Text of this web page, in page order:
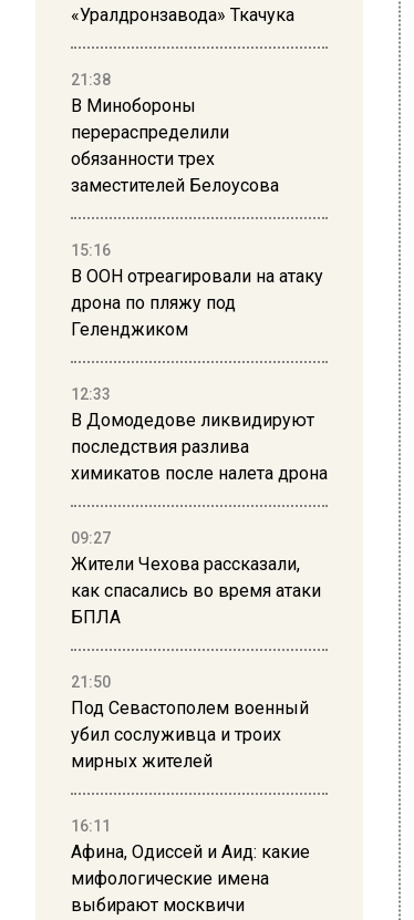
«Уралдронзавода» Ткачука
21:38
В Минобороны
перераспределили
обязанности трех
заместителей Белоусова
15:16
В ООН отреагировали на атаку
дрона по пляжу под
Геленджиком
12:33
В Домодедове ликвидируют
последствия разлива
химикатов после налета дрона
09:27
Жители Чехова рассказали,
как спасались во время атаки
БПЛА
21:50
Под Севастополем военный
убил сослуживца и троих
мирных жителей
16:11
Афина, Одиссей и Аид: какие
мифологические имена
выбирают москвичи